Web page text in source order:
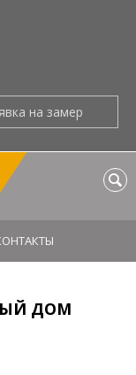
на замер
ДОМ